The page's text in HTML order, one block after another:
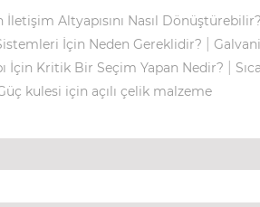
Altyapısını Nasıl Dönüştürebilir?
İçin Neden Gereklidir?
İçin Kritik Bir Seçim Yapan Nedir?
kulesi için açılı çelik malzeme